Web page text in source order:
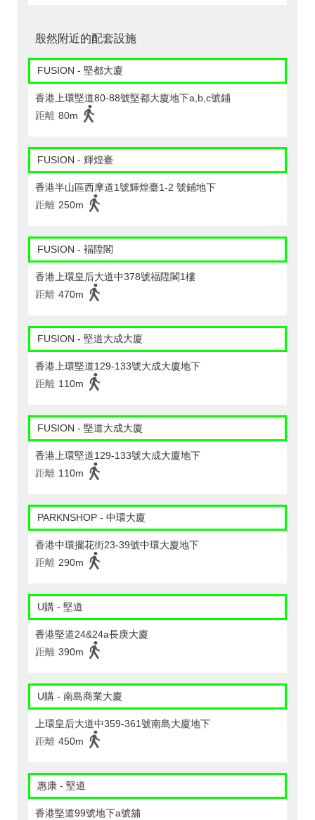
殷然附近的配套設施
FUSION - 堅都大廈
香港上環堅道80-88號堅都大廈地下a,b,c號鋪
距離 80m
FUSION - 輝煌臺
香港半山區西摩道1號輝煌臺1-2 號鋪地下
距離 250m
FUSION - 褔陞閣
香港上環皇后大道中378號福陞閣1樓
距離 470m
FUSION - 堅道大成大廈
香港上環堅道129-133號大成大廈地下
距離 110m
FUSION - 堅道大成大廈
香港上環堅道129-133號大成大廈地下
距離 110m
PARKNSHOP - 中環大廈
香港中環擺花街23-39號中環大廈地下
距離 290m
U購 - 堅道
香港堅道24&24a長庚大廈
距離 390m
U購 - 南島商業大廈
上環皇后大道中359-361號南島大廈地下
距離 450m
惠康 - 堅道
香港堅道99號地下a號舖